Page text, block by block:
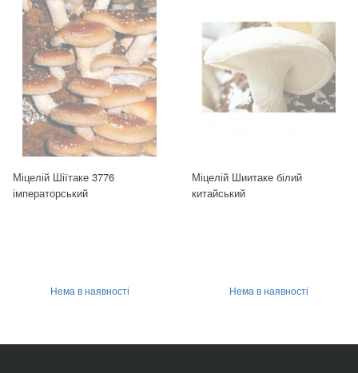
Міцелій Шіїтаке 3776
імператорський
Нема в наявності
Міцелій Шиитаке білий
китайський
Нема в наявності